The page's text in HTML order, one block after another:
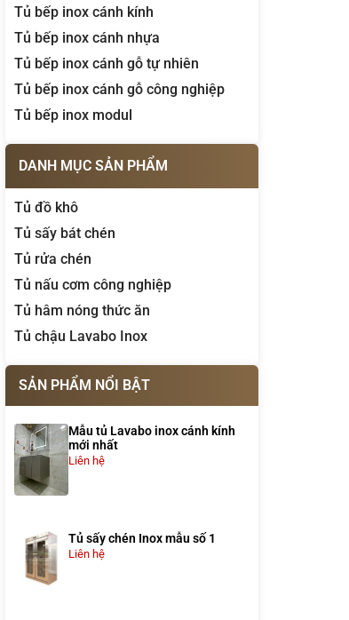
Tủ bếp inox cánh kính
Tủ bếp inox cánh nhựa
Tủ bếp inox cánh gỗ tự nhiên
Tủ bếp inox cánh gỗ công nghiệp
Tủ bếp inox modul
DANH MỤC SẢN PHẨM
Tủ đồ khô
Tủ sấy bát chén
Tủ rửa chén
Tủ nấu cơm công nghiệp
Tủ hâm nóng thức ăn
Tủ chậu Lavabo Inox
SẢN PHẨM NỔI BẬT
Mẫu tủ Lavabo inox cánh kính
mới nhất
Liên hệ
Tủ sấy chén Inox mẫu số 1
Liên hệ